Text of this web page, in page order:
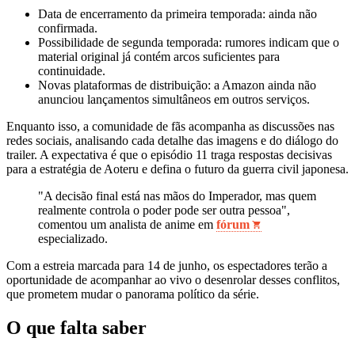
Data de encerramento da primeira temporada: ainda não
confirmada.
Possibilidade de segunda temporada: rumores indicam que o
material original já contém arcos suficientes para
continuidade.
Novas plataformas de distribuição: a Amazon ainda não
anunciou lançamentos simultâneos em outros serviços.
Enquanto isso, a comunidade de fãs acompanha as discussões nas
redes sociais, analisando cada detalhe das imagens e do diálogo do
trailer. A expectativa é que o episódio 11 traga respostas decisivas
para a estratégia de Aoteru e defina o futuro da guerra civil japonesa.
"A decisão final está nas mãos do Imperador, mas quem
realmente controla o poder pode ser outra pessoa",
comentou um analista de anime em fórum
especializado.
Com a estreia marcada para 14 de junho, os espectadores terão a
oportunidade de acompanhar ao vivo o desenrolar desses conflitos,
que prometem mudar o panorama político da série.
O que falta saber